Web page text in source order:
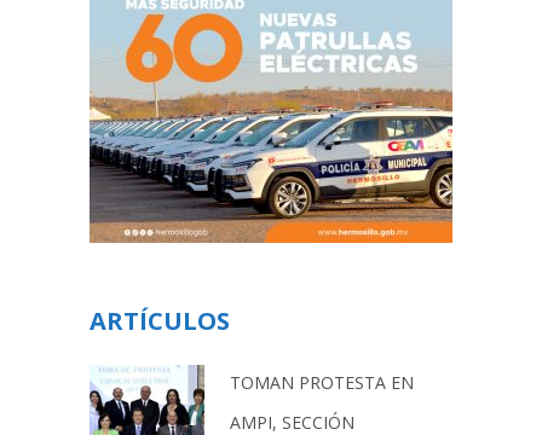
ARTÍCULOS
TOMAN PROTESTA EN
AMPI, SECCIÓN